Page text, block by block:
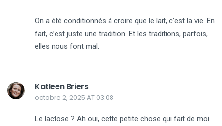
On a été conditionnés à croire que le lait, c’est la vie. En
fait, c’est juste une tradition. Et les traditions, parfois,
elles nous font mal.
Katleen Briers
octobre 2, 2025 AT 03:08
Le lactose ? Ah oui, cette petite chose qui fait de moi